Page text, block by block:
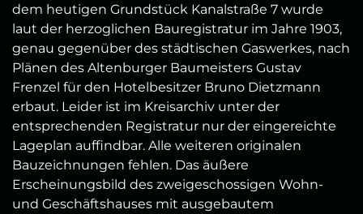
dem heutigen Grundstück Kanalstraße 7 wurde
laut der herzoglichen Bauregistratur im Jahre 1903,
genau gegenüber des städtischen Gaswerkes, nach
Plänen des Altenburger Baumeisters Gustav
Frenzel für den Hotelbesitzer Bruno Dietzmann
erbaut. Leider ist im Kreisarchiv unter der
entsprechenden Registratur nur der eingereichte
Lageplan auffindbar. Alle weiteren originalen
Bauzeichnungen fehlen. Das äußere
Erscheinungsbild des zweigeschossigen Wohn-
und Geschäftshauses mit ausgebautem